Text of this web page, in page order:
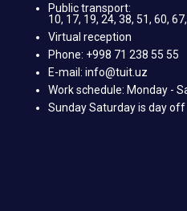
Public transport:
10, 17, 19, 24, 38, 51, 60,
Virtual reception
Phone: +998 71 238 55 55
E-mail: info@tuit.uz
Work schedule: Monday -
Sunday Saturday is day off